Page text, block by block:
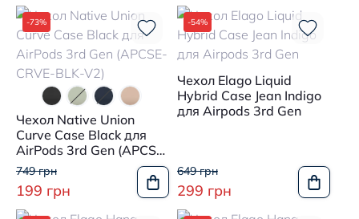
-73%
Чехол Native Union
Curve Case Black для
AirPods 3rd Gen (APCSE-
CRVE-BLK-V2)
749 грн
199 грн
-54%
Чехол Elago Liquid
Hybrid Case Jean Indigo
для Airpods 3rd Gen
649 грн
299 грн